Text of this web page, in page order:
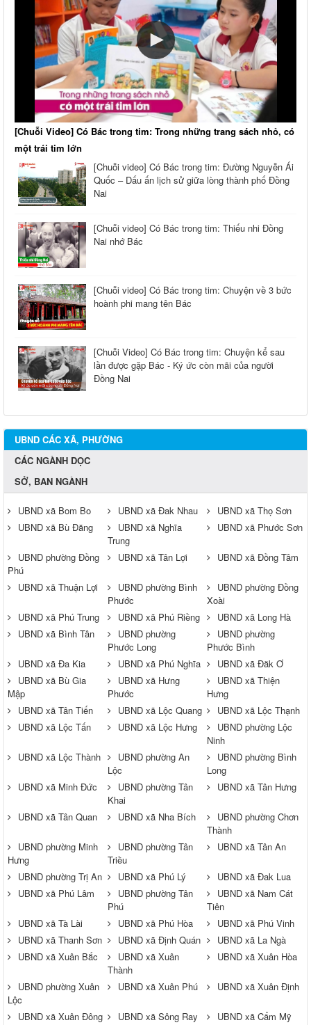
[Chuỗi Video] Có Bác trong tim: Trong những trang sách nhỏ, có
một trái tim lớn
[Chuỗi video] Có Bác trong tim: Đường Nguyễn Ái
Quốc – Dấu ấn lịch sử giữa lòng thành phố Đồng
Nai
[Chuỗi video] Có Bác trong tim: Thiếu nhi Đồng
Nai nhớ Bác
[Chuỗi video] Có Bác trong tim: Chuyện về 3 bức
hoành phi mang tên Bác
[Chuỗi Video] Có Bác trong tim: Chuyện kể sau
lần được gặp Bác - Ký ức còn mãi của người
Đồng Nai
UBND CÁC XÃ, PHƯỜNG
CÁC NGÀNH DỌC
SỞ, BAN NGÀNH
UBND xã Bom Bo UBND xã Đak Nhau
UBND xã Thọ Sơn
UBND xã Bù Đăng
UBND xã Nghĩa
Trung
UBND xã Phước Sơn
UBND phường Đồng
Phú
UBND xã Tân Lợi UBND xã Đồng Tâm
UBND xã Thuận Lợi
UBND phường Bình
Phước
UBND phường Đồng
Xoài
UBND xã Phú Trung
UBND xã Phú Riềng
UBND xã Long Hà
UBND xã Bình Tân
UBND phường
Phước Long
UBND phường
Phước Bình
UBND xã Đa Kia
UBND xã Phú Nghĩa
UBND xã Đăk Ơ
UBND xã Bù Gia
Mập
UBND xã Hưng
Phước
UBND xã Thiện
Hưng
UBND xã Tân Tiến
UBND xã Lộc Quang
UBND xã Lộc Thạnh
UBND xã Lộc Tấn
UBND xã Lộc Hưng
UBND phường Lộc
Ninh
UBND xã Lộc Thành
UBND phường An
Lộc
UBND phường Bình
Long
UBND xã Minh Đức
UBND phường Tân
Khai
UBND xã Tân Hưng
UBND xã Tân Quan UBND xã Nha Bích
UBND phường Chơn
Thành
UBND phường Minh
Hưng
UBND phường Tân
Triều
UBND xã Tân An
UBND phường Trị An UBND xã Phú Lý
UBND xã Đak Lua
UBND xã Phú Lâm
UBND phường Tân
Phú
UBND xã Nam Cát
Tiên
UBND xã Tà Lài
UBND xã Phú Hòa
UBND xã Phú Vinh
UBND xã Thanh Sơn
UBND xã Định Quán
UBND xã La Ngà
UBND xã Xuân Bắc
UBND xã Xuân
Thành
UBND xã Xuân Hòa
UBND phường Xuân
Lộc
UBND xã Xuân Phú UBND xã Xuân Định
UBND xã Xuân Đông UBND xã Sông Ray UBND xã Cẩm Mỹ